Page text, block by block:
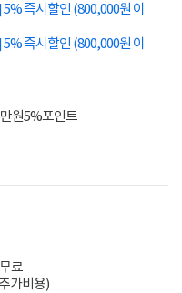
즉시할인 (800,000원 이
즉시할인 (800,000원 이
원5%포인트
료
가비용)